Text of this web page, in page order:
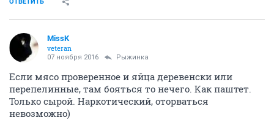
MissK
veteran
07 ноября 2016 Рыжинка
Если мясо проверенное и яйца деревенски или
перепелинные, там бояться то нечего. Как паштет.
Только сырой. Наркотический, оторваться
невозможно)